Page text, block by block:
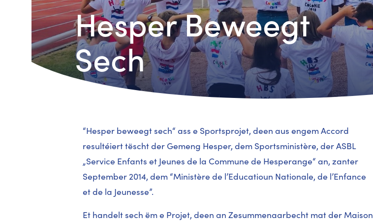
Hesper Beweegt
Sech
“Hesper beweegt sech“ ass e Sportsprojet, deen aus engem Accord
resultéiert tëscht der Gemeng Hesper, dem Sportsministère, der ASBL
„Service Enfants et Jeunes de la Commune de Hesperange“ an, zanter
September 2014, dem “Ministère de l’Educatioun Nationale, de l’Enfance
et de la Jeunesse”.
Et handelt sech ëm e Projet, deen an Zesummenaarbecht mat der Maison